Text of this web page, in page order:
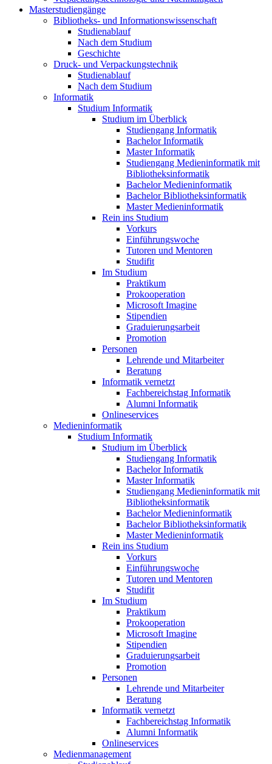
Masterstudiengänge
Bibliotheks- und Informationswissenschaft
Studienablauf
Nach dem Studium
Geschichte
Druck- und Verpackungstechnik
Studienablauf
Nach dem Studium
Informatik
Studium Informatik
Studium im Überblick
Studiengang Informatik
Bachelor Informatik
Master Informatik
Studiengang Medieninformatik mit
Bibliotheksinformatik
Bachelor Medieninformatik
Bachelor Bibliotheksinformatik
Master Medieninformatik
Rein ins Studium
Vorkurs
Einführungswoche
Tutoren und Mentoren
Studifit
Im Studium
Praktikum
Prokooperation
Microsoft Imagine
Stipendien
Graduierungsarbeit
Promotion
Personen
Lehrende und Mitarbeiter
Beratung
Informatik vernetzt
Fachbereichstag Informatik
Alumni Informatik
Onlineservices
Medieninformatik
Studium Informatik
Studium im Überblick
Studiengang Informatik
Bachelor Informatik
Master Informatik
Studiengang Medieninformatik mit
Bibliotheksinformatik
Bachelor Medieninformatik
Bachelor Bibliotheksinformatik
Master Medieninformatik
Rein ins Studium
Vorkurs
Einführungswoche
Tutoren und Mentoren
Studifit
Im Studium
Praktikum
Prokooperation
Microsoft Imagine
Stipendien
Graduierungsarbeit
Promotion
Personen
Lehrende und Mitarbeiter
Beratung
Informatik vernetzt
Fachbereichstag Informatik
Alumni Informatik
Onlineservices
Medienmanagement